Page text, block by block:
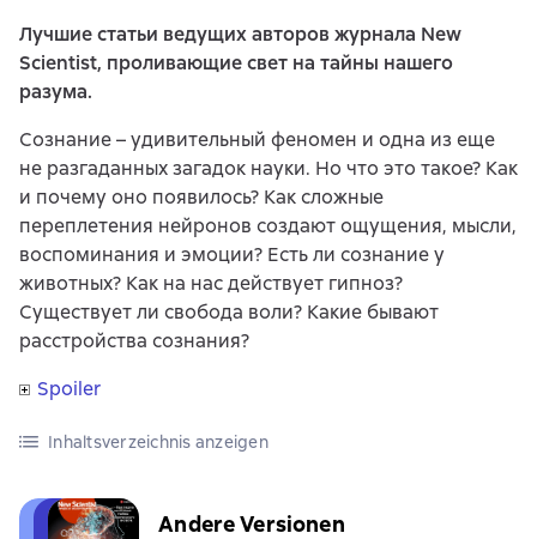
Лучшие статьи ведущих авторов журнала New
Scientist, проливающие свет на тайны нашего
разума.
Сознание – удивительный феномен и одна из еще
не разгаданных загадок науки. Но что это такое? Как
и почему оно появилось? Как сложные
переплетения нейронов создают ощущения, мысли,
воспоминания и эмоции? Есть ли сознание у
животных? Как на нас действует гипноз?
Существует ли свобода воли? Какие бывают
расстройства сознания?
Spoiler
Inhaltsverzeichnis anzeigen
Andere Versionen